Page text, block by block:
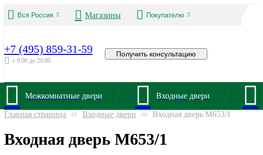
Вся Россия Магазины Покупателю
+7 (495) 859-31-59
с 9:00 до 20:00
Получить консультацию
Межкомнатные двери Входные двери
Главная страница Входные двери Входная дверь М653/1
Входная дверь М653/1